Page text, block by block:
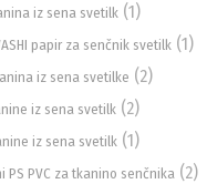
iz sena svetilk (1)
papir za senčnik svetilk (1)
iz sena svetilke (2)
iz sena svetilk (2)
iz sena svetilk (1)
PS PVC za tkanino senčnika (2)